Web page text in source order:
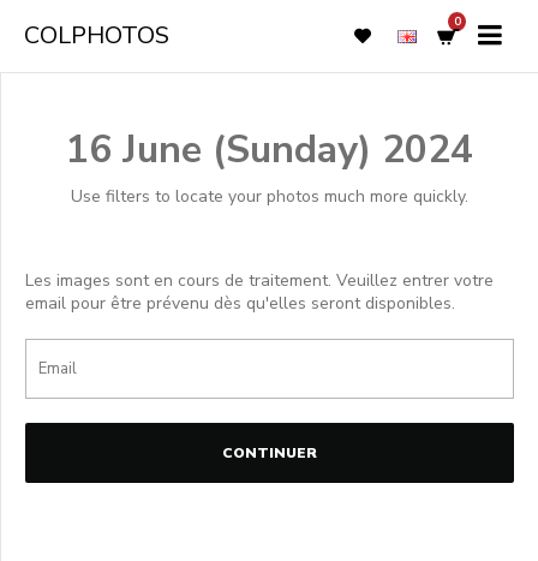
COLPHOTOS 0
16 June (Sunday) 2024
Use filters to locate your photos much more quickly.
Les images sont en cours de traitement. Veuillez entrer votre
email pour être prévenu dès qu'elles seront disponibles.
CONTINUER